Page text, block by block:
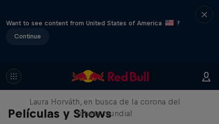
Want to see content from United States of America
?
Continue
Películas y Shows
Power in Every Rep: Together
We Rise
Laura Horváth, en busca de la corona del
fitness mundial